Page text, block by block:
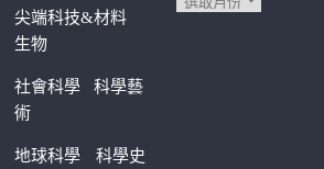
尖端科技&材料
生物
社會科學科學藝
術
地球科學 科學史